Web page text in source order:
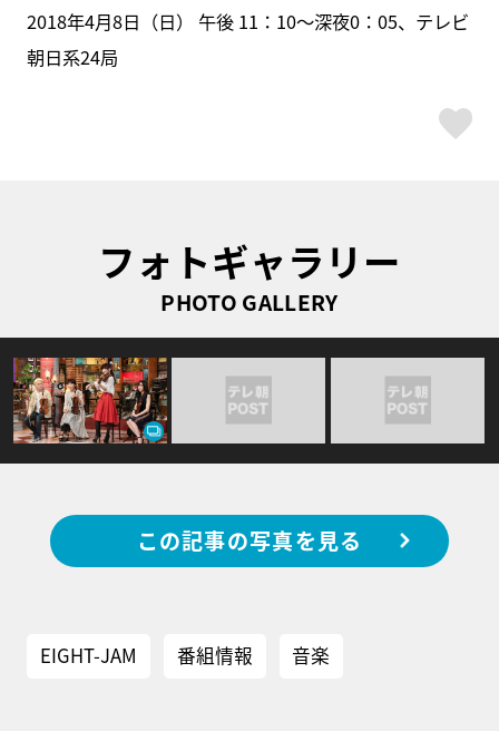
2018年4月8日（日） 午後 11：10～深夜0：05、テレビ
朝日系24局
フォトギャラリー
PHOTO GALLERY
この記事の写真を見る
EIGHT-JAM 番組情報 音楽